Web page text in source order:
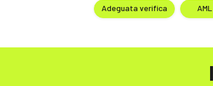
Adeguata verifica AML